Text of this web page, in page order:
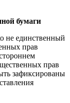
бумаги
не единственный
прав
прав
зафиксированы